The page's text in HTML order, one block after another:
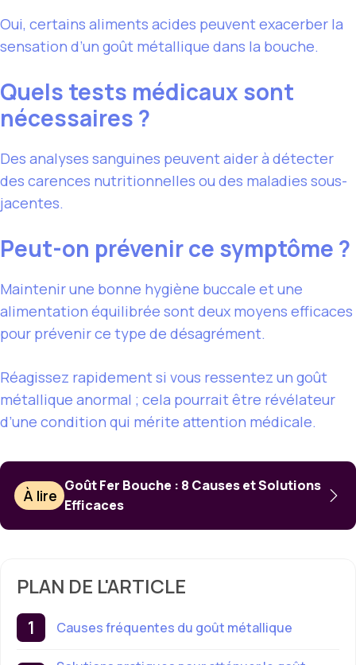
Oui, certains aliments acides peuvent exacerber la
sensation d’un goût métallique dans la bouche.
Quels tests médicaux sont
nécessaires ?
Des analyses sanguines peuvent aider à détecter
des carences nutritionnelles ou des maladies sous-
jacentes.
Peut-on prévenir ce symptôme ?
Maintenir une bonne hygiène buccale et une
alimentation équilibrée sont deux moyens efficaces
pour prévenir ce type de désagrément.
Réagissez rapidement si vous ressentez un goût
métallique anormal ; cela pourrait être révélateur
d’une condition qui mérite attention médicale.
À lire
Goût Fer Bouche : 8 Causes et Solutions
Efficaces
PLAN DE L'ARTICLE
Causes fréquentes du goût métallique